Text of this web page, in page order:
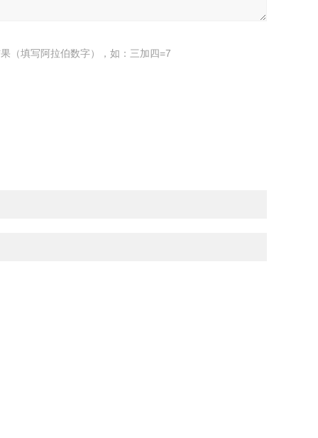
（填写阿拉伯数字），如：三加四=7